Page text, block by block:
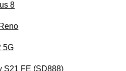
8
5G
S21 FE (SD888)